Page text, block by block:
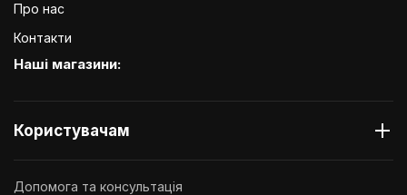
Про нас
Контакти
Наші магазини:
Користувачам
Допомога та консультація